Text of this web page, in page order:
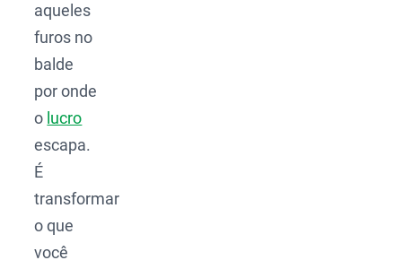
aqueles
furos no
balde
por onde
o lucro
escapa.
É
transformar
o que
você